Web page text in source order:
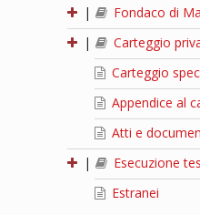
|
Fondaco di
|
Carteggio
Carteggio
Appendice al
Atti e
|
Esecuzione
Estranei